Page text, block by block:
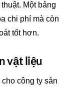
Một bảng
chi phí mà còn
tốt hơn.
vật liệu
công ty sản